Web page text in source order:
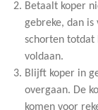
Betaalt koper
gebreke, dan
schorten totdat
voldaan.
Blijft koper in
overgaan. De
komen voor